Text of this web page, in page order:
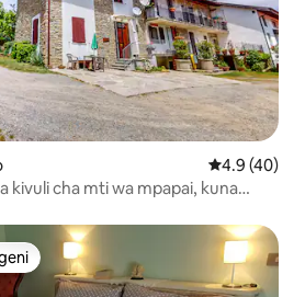
Ukadiriaji
4.9 (40)
kivuli cha mti wa mpapai, kuna
wageni